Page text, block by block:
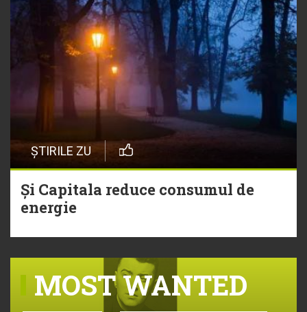
ȘTIRILE ZU
Și Capitala reduce consumul de
energie
MOST WANTED